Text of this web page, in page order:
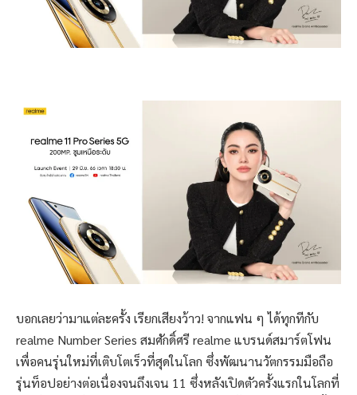
บอกเลยว่ามาแต่ละครั้ง เรียกเสียงว้าว! จากแฟน ๆ ได้ทุกทีกับ
realme Number Series สมศักดิ์ศรี realme แบรนด์สมาร์ตโฟน
เพื่อคนรุ่นใหม่ที่เติบโตเร็วที่สุดในโลก ซึ่งพัฒนานวัตกรรมมือถือ
รุ่นท็อปอย่างต่อเนื่องจนถึงเจน 11 ซึ่งหลังเปิดตัวครั้งแรกในโลกที่